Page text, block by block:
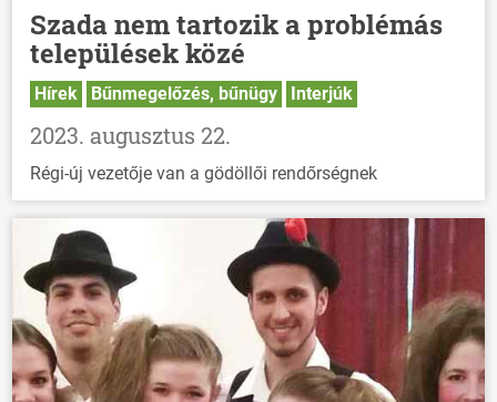
Szada nem tartozik a problémás
települések közé
Hírek Bűnmegelőzés, bűnügy Interjúk
2023. augusztus 22.
Régi-új vezetője van a gödöllői rendőrségnek